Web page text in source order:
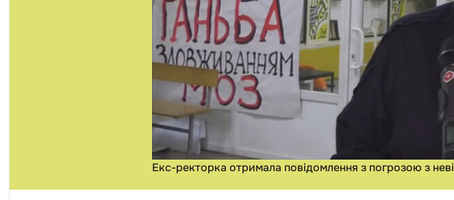
Екс-ректорка отримала повідомлення з погрозою з